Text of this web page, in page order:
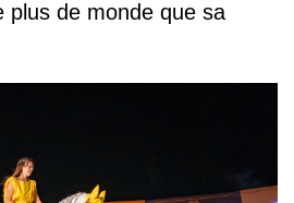
plus de monde que sa